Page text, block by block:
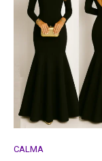
CALMA